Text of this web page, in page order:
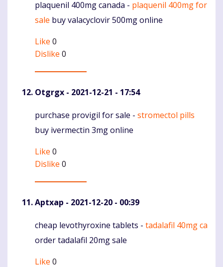
Komentaras
plaquenil 400mg canada - plaquenil 400mg for
sale buy valacyclovir 500mg online
Like 0
Dislike 0
Otgrgx - 2021-12-21 - 17:54
Komentaras
purchase provigil for sale - stromectol pills
buy ivermectin 3mg online
Like 0
Dislike 0
Aptxap - 2021-12-20 - 00:39
Komentaras
cheap levothyroxine tablets - tadalafil 40mg ca
order tadalafil 20mg sale
Like 0